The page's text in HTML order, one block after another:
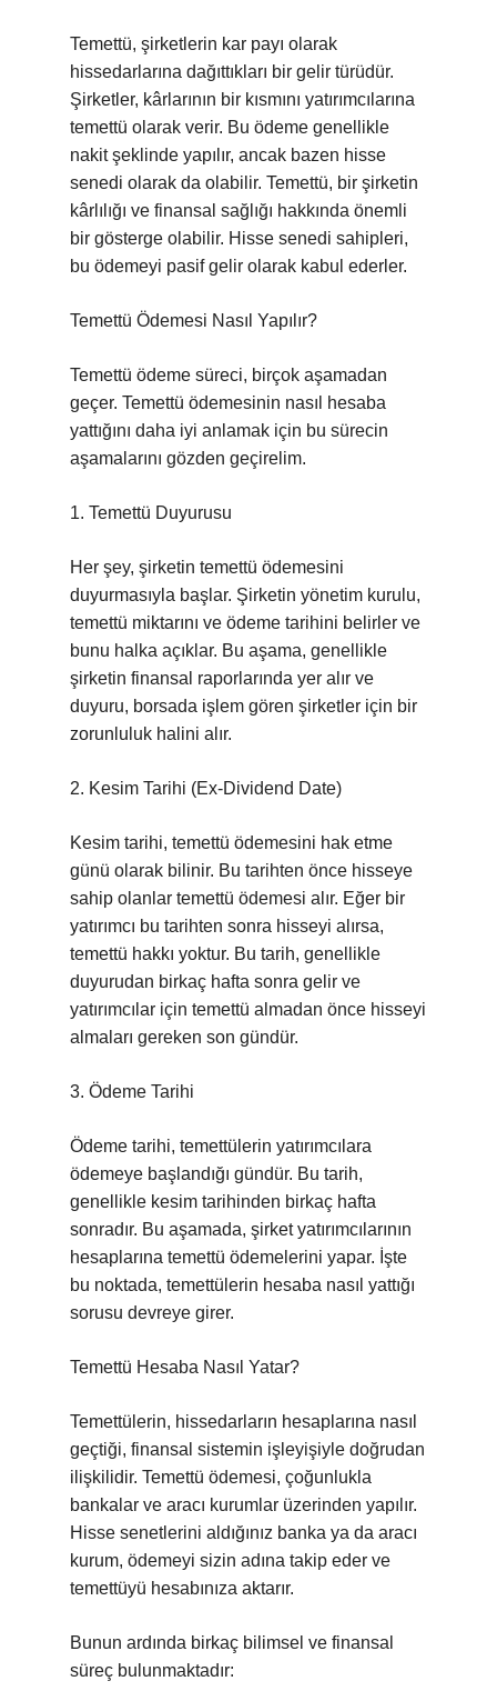
Temettü, şirketlerin kar payı olarak
hissedarlarına dağıttıkları bir gelir türüdür.
Şirketler, kârlarının bir kısmını yatırımcılarına
temettü olarak verir. Bu ödeme genellikle
nakit şeklinde yapılır, ancak bazen hisse
senedi olarak da olabilir. Temettü, bir şirketin
kârlılığı ve finansal sağlığı hakkında önemli
bir gösterge olabilir. Hisse senedi sahipleri,
bu ödemeyi pasif gelir olarak kabul ederler.
Temettü Ödemesi Nasıl Yapılır?
Temettü ödeme süreci, birçok aşamadan
geçer. Temettü ödemesinin nasıl hesaba
yattığını daha iyi anlamak için bu sürecin
aşamalarını gözden geçirelim.
1. Temettü Duyurusu
Her şey, şirketin temettü ödemesini
duyurmasıyla başlar. Şirketin yönetim kurulu,
temettü miktarını ve ödeme tarihini belirler ve
bunu halka açıklar. Bu aşama, genellikle
şirketin finansal raporlarında yer alır ve
duyuru, borsada işlem gören şirketler için bir
zorunluluk halini alır.
2. Kesim Tarihi (Ex-Dividend Date)
Kesim tarihi, temettü ödemesini hak etme
günü olarak bilinir. Bu tarihten önce hisseye
sahip olanlar temettü ödemesi alır. Eğer bir
yatırımcı bu tarihten sonra hisseyi alırsa,
temettü hakkı yoktur. Bu tarih, genellikle
duyurudan birkaç hafta sonra gelir ve
yatırımcılar için temettü almadan önce hisseyi
almaları gereken son gündür.
3. Ödeme Tarihi
Ödeme tarihi, temettülerin yatırımcılara
ödemeye başlandığı gündür. Bu tarih,
genellikle kesim tarihinden birkaç hafta
sonradır. Bu aşamada, şirket yatırımcılarının
hesaplarına temettü ödemelerini yapar. İşte
bu noktada, temettülerin hesaba nasıl yattığı
sorusu devreye girer.
Temettü Hesaba Nasıl Yatar?
Temettülerin, hissedarların hesaplarına nasıl
geçtiği, finansal sistemin işleyişiyle doğrudan
ilişkilidir. Temettü ödemesi, çoğunlukla
bankalar ve aracı kurumlar üzerinden yapılır.
Hisse senetlerini aldığınız banka ya da aracı
kurum, ödemeyi sizin adına takip eder ve
temettüyü hesabınıza aktarır.
Bunun ardında birkaç bilimsel ve finansal
süreç bulunmaktadır: